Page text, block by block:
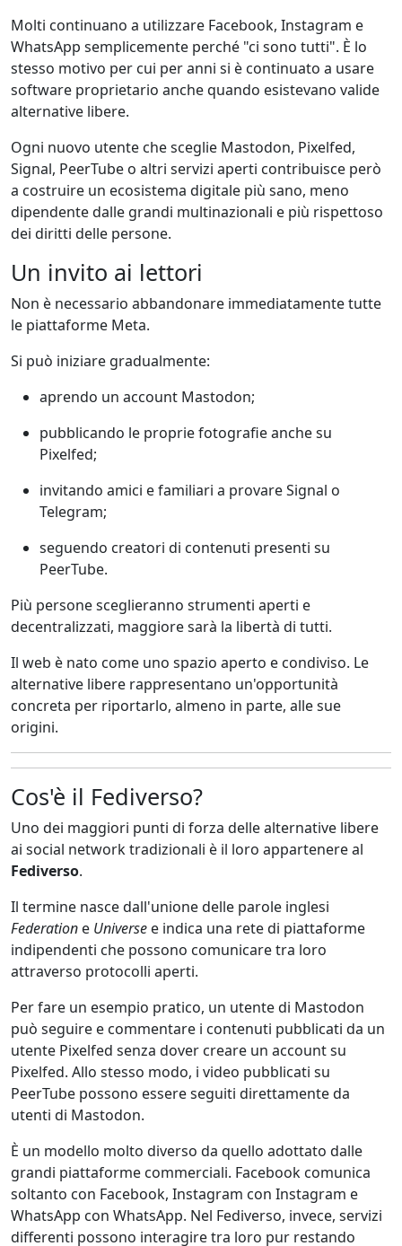
Molti continuano a utilizzare Facebook, Instagram e
WhatsApp semplicemente perché "ci sono tutti". È lo
stesso motivo per cui per anni si è continuato a usare
software proprietario anche quando esistevano valide
alternative libere.
Ogni nuovo utente che sceglie Mastodon, Pixelfed,
Signal, PeerTube o altri servizi aperti contribuisce però
a costruire un ecosistema digitale più sano, meno
dipendente dalle grandi multinazionali e più rispettoso
dei diritti delle persone.
Un invito ai lettori
Non è necessario abbandonare immediatamente tutte
le piattaforme Meta.
Si può iniziare gradualmente:
aprendo un account Mastodon;
pubblicando le proprie fotografie anche su
Pixelfed;
invitando amici e familiari a provare Signal o
Telegram;
seguendo creatori di contenuti presenti su
PeerTube.
Più persone sceglieranno strumenti aperti e
decentralizzati, maggiore sarà la libertà di tutti.
Il web è nato come uno spazio aperto e condiviso. Le
alternative libere rappresentano un'opportunità
concreta per riportarlo, almeno in parte, alle sue
origini.
Cos'è il Fediverso?
Uno dei maggiori punti di forza delle alternative libere
ai social network tradizionali è il loro appartenere al
Fediverso.
Il termine nasce dall'unione delle parole inglesi
Federation e Universe e indica una rete di piattaforme
indipendenti che possono comunicare tra loro
attraverso protocolli aperti.
Per fare un esempio pratico, un utente di Mastodon
può seguire e commentare i contenuti pubblicati da un
utente Pixelfed senza dover creare un account su
Pixelfed. Allo stesso modo, i video pubblicati su
PeerTube possono essere seguiti direttamente da
utenti di Mastodon.
È un modello molto diverso da quello adottato dalle
grandi piattaforme commerciali. Facebook comunica
soltanto con Facebook, Instagram con Instagram e
WhatsApp con WhatsApp. Nel Fediverso, invece, servizi
differenti possono interagire tra loro pur restando